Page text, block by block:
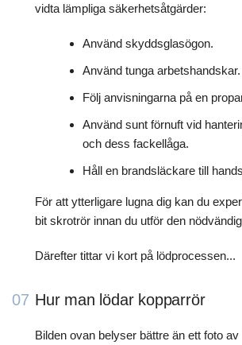
vidta lämpliga säkerhetsåtgärder:
Använd skyddsglasögon.
Använd tunga arbetshandskar.
Följ anvisningarna på en
Använd sunt förnuft vid
och dess fackellåga.
Håll en brandsläckare till
För att ytterligare lugna dig kan du
bit skrotrör innan du utför den
Därefter tittar vi kort på lödprocessen...
07 Hur man lödar kopparrör
Bilden ovan belyser bättre än ett foto